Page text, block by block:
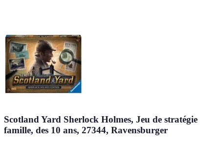
Scotland Yard Sherlock Holmes, Jeu de stratégie
famille, des 10 ans, 27344, Ravensburger